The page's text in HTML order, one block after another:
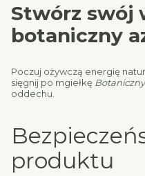
Stwórz swój
botaniczny
Poczuj ożywczą energię
sięgnij po mgiełkę
oddechu.
produktu